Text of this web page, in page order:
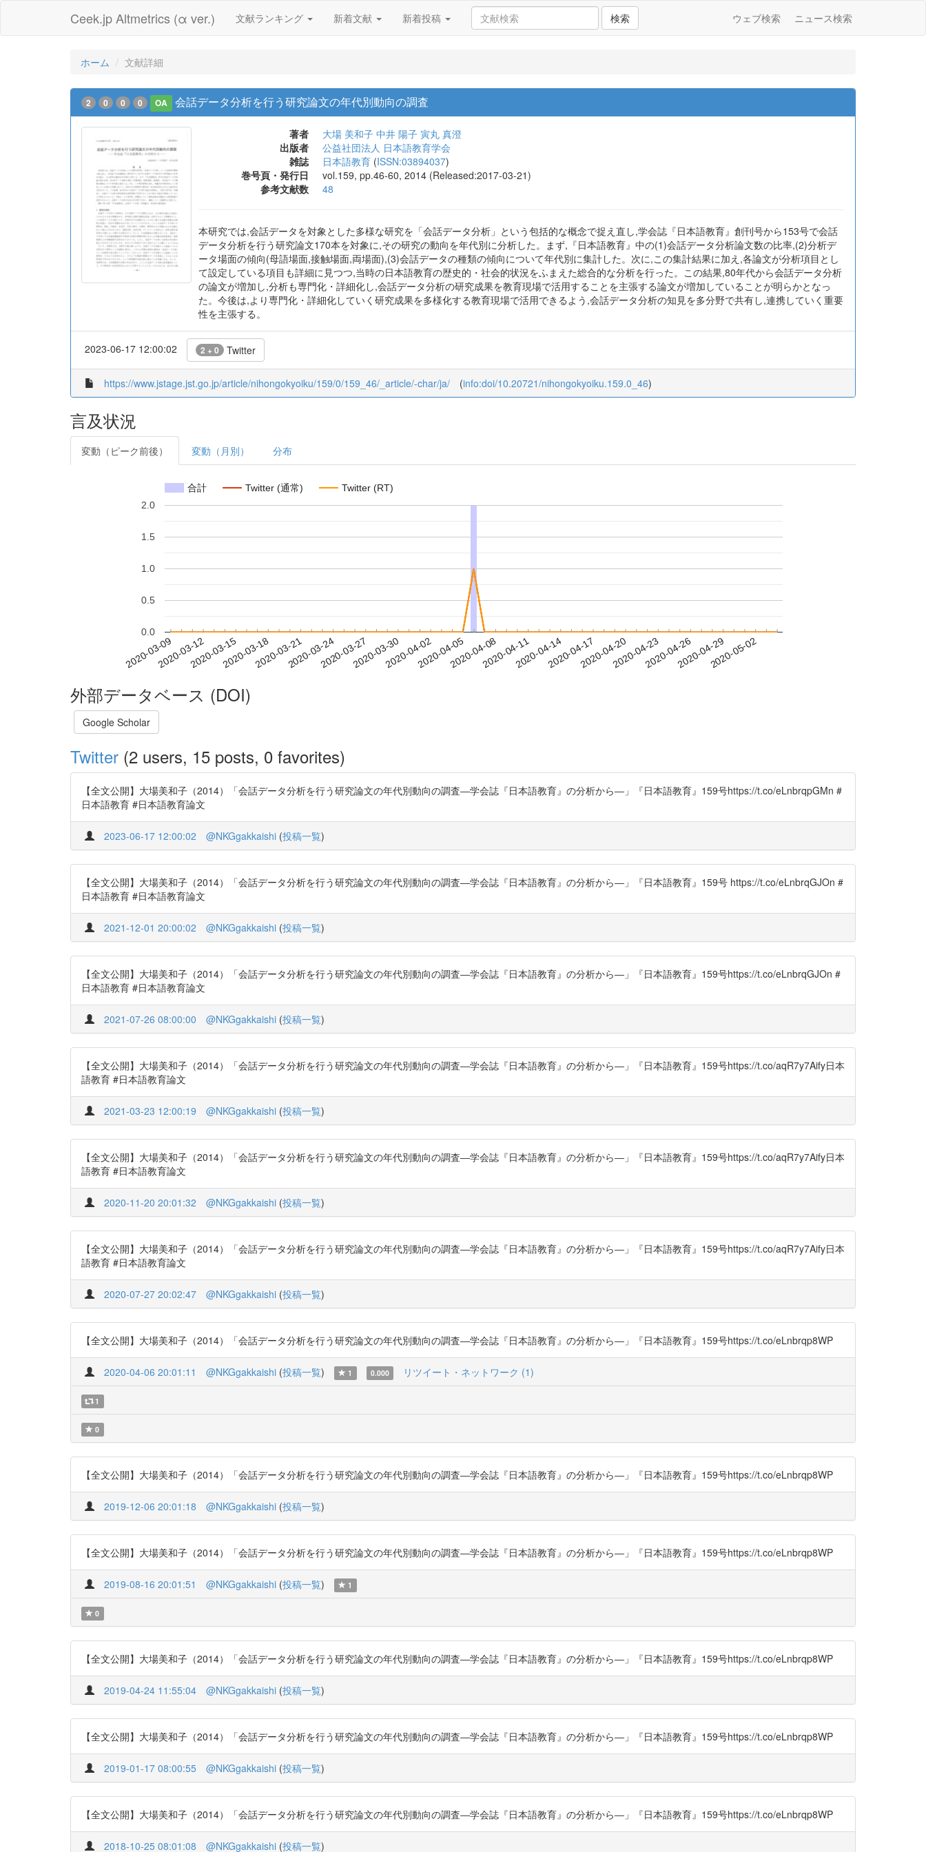
Ceek.jp Altmetrics (α ver.) 文献ランキング 新着文献 新着投稿 検索 ウェブ検索 ニュース検索
ホーム 文献詳細
2 0 0 0 OA 会話データ分析を行う研究論文の年代別動向の調査
著者 大場 美和子 中井 陽子 寅丸 真澄
出版者
公益社団法人 日本語教育学会
雑誌
日本語教育 (ISSN:03894037)
巻号頁・発行日
vol.159, pp.46-60, 2014 (Released:2017-03-21)
参考文献数
48
本研究では,会話データを対象とした多様な研究を「会話データ分析」という包括的な概念で捉え直し,学会誌『日本語教育』創刊号から153号で会話
データ分析を行う研究論文170本を対象に,その研究の動向を年代別に分析した。まず,『日本語教育』中の(1)会話データ分析論文数の比率,(2)分析デ
ータ場面の傾向(母語場面,接触場面,両場面),(3)会話データの種類の傾向について年代別に集計した。次に,この集計結果に加え,各論文が分析項目とし
て設定している項目も詳細に見つつ,当時の日本語教育の歴史的・社会的状況をふまえた総合的な分析を行った。この結果,80年代から会話データ分析
の論文が増加し,分析も専門化・詳細化し,会話データ分析の研究成果を教育現場で活用することを主張する論文が増加していることが明らかとなっ
た。今後は,より専門化・詳細化していく研究成果を多様化する教育現場で活用できるよう,会話データ分析の知見を多分野で共有し,連携していく重要
性を主張する。
2023-06-17 12:00:02 2 + 0 Twitter
https://www.jstage.jst.go.jp/article/nihongokyoiku/159/0/159_46/_article/-char/ja/ (info:doi/10.20721/nihongokyoiku.159.0_46)
言及状況
変動（ピーク前後） 変動（月別） 分布
合計 Twitter (通常) Twitter (RT)
2020-03-092020-03-122020-03-152020-03-182020-03-212020-03-242020-03-272020-03-302020-04-022020-04-052020-04-082020-04-112020-04-142020-04-172020-04-202020-04-232020-04-262020-04-292020-05-02
0.0
0.5
1.0
1.5
2.0
外部データベース (DOI)
Google Scholar
Twitter (2 users, 15 posts, 0 favorites)
【全文公開】大場美和子（2014）「会話データ分析を行う研究論文の年代別動向の調査―学会誌『日本語教育』の分析から―」『日本語教育』159号https://t.co/eLnbrqpGMn #
日本語教育 #日本語教育論文
2023-06-17 12:00:02 @NKGgakkaishi (投稿一覧)
【全文公開】大場美和子（2014）「会話データ分析を行う研究論文の年代別動向の調査―学会誌『日本語教育』の分析から―」『日本語教育』159号 https://t.co/eLnbrqGJOn #
日本語教育 #日本語教育論文
2021-12-01 20:00:02 @NKGgakkaishi (投稿一覧)
【全文公開】大場美和子（2014）「会話データ分析を行う研究論文の年代別動向の調査―学会誌『日本語教育』の分析から―」『日本語教育』159号https://t.co/eLnbrqGJOn #
日本語教育 #日本語教育論文
2021-07-26 08:00:00 @NKGgakkaishi (投稿一覧)
【全文公開】大場美和子（2014）「会話データ分析を行う研究論文の年代別動向の調査―学会誌『日本語教育』の分析から―」『日本語教育』159号https://t.co/aqR7y7Aify日本
語教育 #日本語教育論文
2021-03-23 12:00:19 @NKGgakkaishi (投稿一覧)
【全文公開】大場美和子（2014）「会話データ分析を行う研究論文の年代別動向の調査―学会誌『日本語教育』の分析から―」『日本語教育』159号https://t.co/aqR7y7Aify日本
語教育 #日本語教育論文
2020-11-20 20:01:32 @NKGgakkaishi (投稿一覧)
【全文公開】大場美和子（2014）「会話データ分析を行う研究論文の年代別動向の調査―学会誌『日本語教育』の分析から―」『日本語教育』159号https://t.co/aqR7y7Aify日本
語教育 #日本語教育論文
2020-07-27 20:02:47 @NKGgakkaishi (投稿一覧)
【全文公開】大場美和子（2014）「会話データ分析を行う研究論文の年代別動向の調査―学会誌『日本語教育』の分析から―」『日本語教育』159号https://t.co/eLnbrqp8WP
2020-04-06 20:01:11 @NKGgakkaishi (投稿一覧) 1 0.000 リツイート・ネットワーク (1)
1
0
【全文公開】大場美和子（2014）「会話データ分析を行う研究論文の年代別動向の調査―学会誌『日本語教育』の分析から―」『日本語教育』159号https://t.co/eLnbrqp8WP
2019-12-06 20:01:18 @NKGgakkaishi (投稿一覧)
【全文公開】大場美和子（2014）「会話データ分析を行う研究論文の年代別動向の調査―学会誌『日本語教育』の分析から―」『日本語教育』159号https://t.co/eLnbrqp8WP
2019-08-16 20:01:51 @NKGgakkaishi (投稿一覧) 1
0
【全文公開】大場美和子（2014）「会話データ分析を行う研究論文の年代別動向の調査―学会誌『日本語教育』の分析から―」『日本語教育』159号https://t.co/eLnbrqp8WP
2019-04-24 11:55:04 @NKGgakkaishi (投稿一覧)
【全文公開】大場美和子（2014）「会話データ分析を行う研究論文の年代別動向の調査―学会誌『日本語教育』の分析から―」『日本語教育』159号https://t.co/eLnbrqp8WP
2019-01-17 08:00:55 @NKGgakkaishi (投稿一覧)
【全文公開】大場美和子（2014）「会話データ分析を行う研究論文の年代別動向の調査―学会誌『日本語教育』の分析から―」『日本語教育』159号https://t.co/eLnbrqp8WP
2018-10-25 08:01:08 @NKGgakkaishi (投稿一覧)